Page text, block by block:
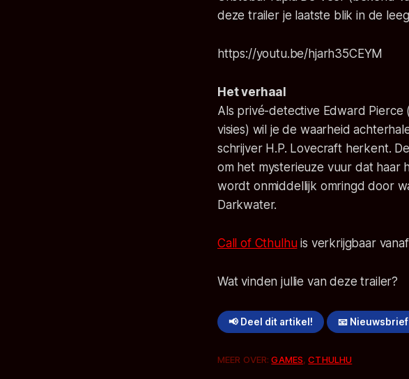
deze trailer je laatste blik in de
https://youtu.be/hjarh35CEYM
Het verhaal
Als privé-detective Edward Pierce
visies) wil je de waarheid
schrijver H.P. Lovecraft herkent.
om het mysterieuze vuur dat haar
wordt onmiddellijk omringd door
Darkwater.
Call of Cthulhuis verkrijgbaar
Wat vinden jullie van deze trailer?
📢 Deel dit artikel! 📧 Nieuwsbrief
MEER OVER:GAMES,CTHULHU